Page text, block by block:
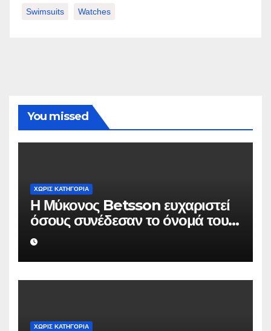
Swimsuits Watches
You missed
ΧΩΡΊΣ ΚΑΤΗΓΟΡΊΑ
Η Μύκονος Betsson ευχαριστεί
όσους συνέδεσαν το όνομά τους
με την ιστορική χρονιά
ΧΩΡΊΣ ΚΑΤΗΓΟΡΊΑ